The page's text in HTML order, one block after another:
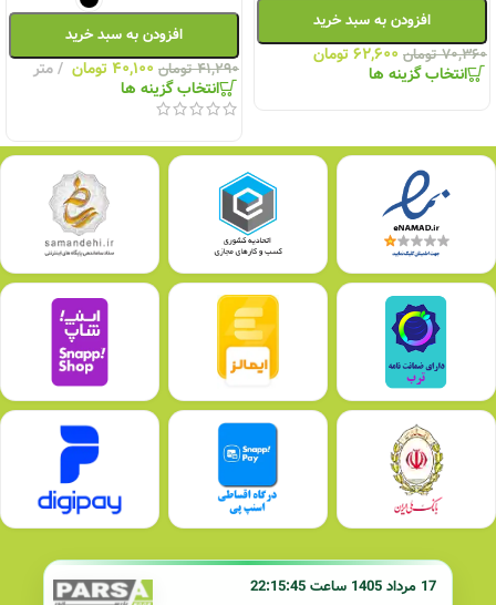
افزودن به سبد خرید
۷۰,۳۶۰ تومان ۶۲,۶۰۰تومان
انتخاب گزینه ها
افزودن به سبد خرید
۴۱,۲۹۰ تومان ۴۰,۱۰۰ تومان متر
انتخاب گزینه ها
17 مرداد 1405 ساعت 22:15:45